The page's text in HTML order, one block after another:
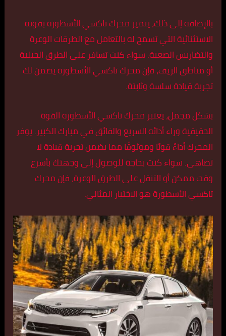
بالإضافة إلى ذلك، يتميز محرك تاكسي الأسطورة بقوته
الاستثنائية التي تسمح له بالتعامل مع الطرقات الوعرة
والتضاريس الصعبة. سواء كنت تسافر على الطرق الجبلية
أو مناطق الريف، فإن محرك تاكسي الأسطورة يضمن لك
تجربة قيادة سلسة وثابتة.
بشكل مجمل، يعتبر محرك تاكسي الأسطورة القوة
الحقيقية وراء أدائه السريع والفائق في مبارك الكبير. يوفر
المحرك أداءً قويًا وموثوقًا مما يضمن تجربة قيادة لا
تضاهى. سواء كنت بحاجة للوصول إلى وجهتك بأسرع
وقت ممكن أو التنقل على الطرق الوعرة، فإن محرك
تاكسي الأسطورة هو الاختيار المثالي.